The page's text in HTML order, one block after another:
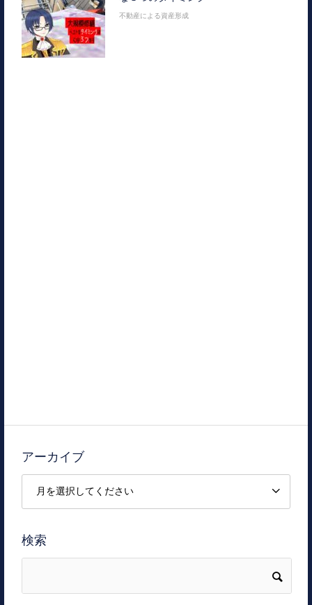
不動産による資産形成
アーカイブ
検索